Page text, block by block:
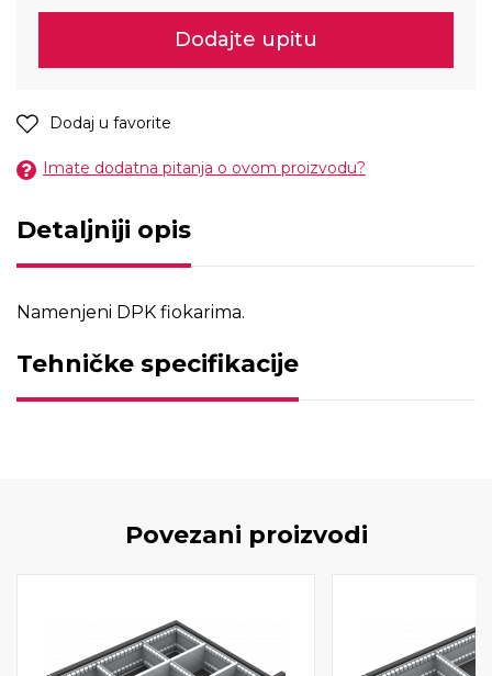
Dodajte upitu
Dodaj u favorite
Imate dodatna pitanja o ovom proizvodu?
Detaljniji opis
Namenjeni DPK fiokarima.
Tehničke specifikacije
Povezani proizvodi